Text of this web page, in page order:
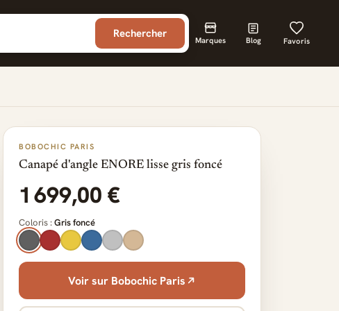
Rechercher Marques Blog Favoris
BOBOCHIC PARIS
Canapé d'angle ENORE lisse gris foncé
1 699,00 €
Coloris :Gris foncé
Voir sur Bobochic Paris